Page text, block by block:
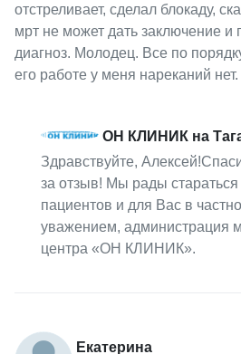
отстреливает, сделал блокаду,
мрт не может дать заключение и
диагноз. Молодец. Все по
его работе у меня нареканий нет.
ОН КЛИНИК на
Здравствуйте,
за отзыв! Мы рады стараться
пациентов и для Вас в
уважением, администрация
центра «ОН КЛИНИК».
Екатерина